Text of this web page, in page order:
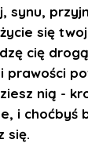
synu,
się
cię
prawości
nią -
i choćbyś
się.